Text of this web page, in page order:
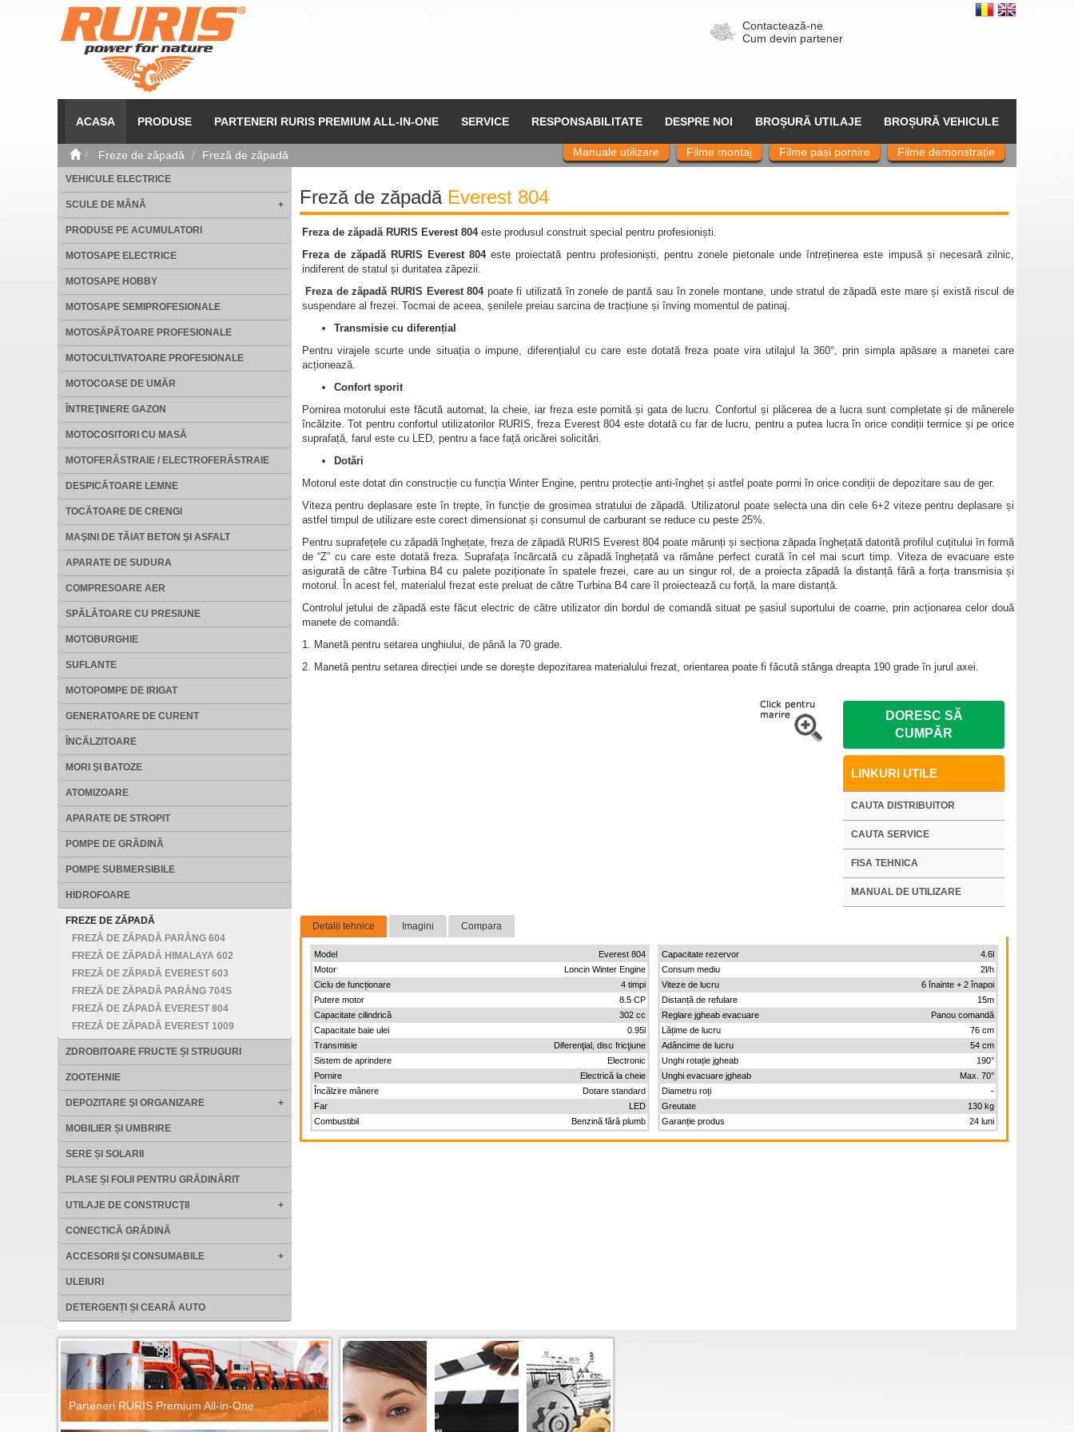
Contactează-ne
Cum devin partener
ACASA PRODUSE PARTENERI RURIS PREMIUM ALL-IN-ONE SERVICE RESPONSABILITATE DESPRE NOI BROȘURĂ UTILAJE BROȘURĂ VEHICULE
Freze de zăpadă Freză de zăpadă Filme demonstrație
Filme pași pornire
Filme montaj
Manuale utilizare
VEHICULE ELECTRICE
SCULE DE MÂNĂ +
PRODUSE PE ACUMULATORI
MOTOSAPE ELECTRICE
MOTOSAPE HOBBY
MOTOSAPE SEMIPROFESIONALE
MOTOSĂPĂTOARE PROFESIONALE
MOTOCULTIVATOARE PROFESIONALE
MOTOCOASE DE UMĂR
ÎNTREŢINERE GAZON
MOTOCOSITORI CU MASĂ
MOTOFERĂSTRAIE / ELECTROFERĂSTRAIE
DESPICĂTOARE LEMNE
TOCĂTOARE DE CRENGI
MAŞINI DE TĂIAT BETON ŞI ASFALT
APARATE DE SUDURA
COMPRESOARE AER
SPĂLĂTOARE CU PRESIUNE
MOTOBURGHIE
SUFLANTE
MOTOPOMPE DE IRIGAT
GENERATOARE DE CURENT
ÎNCĂLZITOARE
MORI ŞI BATOZE
ATOMIZOARE
APARATE DE STROPIT
POMPE DE GRĂDINĂ
POMPE SUBMERSIBILE
HIDROFOARE
FREZE DE ZĂPADĂ
FREZĂ DE ZĂPADĂ PARÂNG 604
FREZĂ DE ZĂPADĂ HIMALAYA 602
FREZĂ DE ZĂPADĂ EVEREST 603
FREZĂ DE ZĂPADĂ PARÂNG 704S
FREZĂ DE ZĂPADĂ EVEREST 804
FREZĂ DE ZĂPADĂ EVEREST 1009
ZDROBITOARE FRUCTE ȘI STRUGURI
ZOOTEHNIE
DEPOZITARE ŞI ORGANIZARE +
MOBILIER ȘI UMBRIRE
SERE ȘI SOLARII
PLASE ȘI FOLII PENTRU GRĂDINĂRIT
UTILAJE DE CONSTRUCŢII +
CONECTICĂ GRĂDINĂ
ACCESORII ŞI CONSUMABILE +
ULEIURI
DETERGENȚI ȘI CEARĂ AUTO
Freză de zăpadăEverest 804
Freza de zăpadă RURIS Everest 804este produsul construit special pentru profesioniști.
Freza de zăpadă RURIS Everest 804este proiectată pentru profesioniști, pentru zonele pietonale unde întreținerea este impusă și necesară zilnic,
indiferent de statul și duritatea zăpezii.
Freza de zăpadă RURIS Everest 804poate fi utilizată în zonele de pantă sau în zonele montane, unde stratul de zăpadă este mare și există riscul de
suspendare al frezei. Tocmai de aceea, șenilele preiau sarcina de tracțiune și înving momentul de patinaj.
Transmisie cu diferențial
Pentru virajele scurte unde situația o impune, diferențialul cu care este dotată freza poate vira utilajul la 360°, prin simpla apăsare a manetei care
acționează.
Confort sporit
Pornirea motorului este făcută automat, la cheie, iar freza este pornită și gata de lucru. Confortul și plăcerea de a lucra sunt completate și de mânerele
încălzite. Tot pentru confortul utilizatorilor RURIS, freza Everest 804 este dotată cu far de lucru, pentru a putea lucra în orice condiții termice și pe orice
suprafață, farul este cu LED, pentru a face față oricărei solicitări.
Dotări
Motorul este dotat din construcție cu funcția Winter Engine, pentru protecție anti-îngheț și astfel poate porrni în orice condiții de depozitare sau de ger.
Viteza pentru deplasare este în trepte, în funcție de grosimea stratului de zăpadă. Utilizatorul poate selecta una din cele 6+2 viteze pentru deplasare și
astfel timpul de utilizare este corect dimensionat și consumul de carburant se reduce cu peste 25%.
Pentru suprafețele cu zăpadă înghețate, freza de zăpadă RURIS Everest 804 poate mărunți și secționa zăpada înghețată datorită profilul cuțitului în formă
de “Z” cu care este dotată freza. Suprafața încărcată cu zăpadă înghețată va rămâne perfect curată în cel mai scurt timp. Viteza de evacuare este
asigurată de către Turbina B4 cu palete poziționate în spatele frezei, care au un singur rol, de a proiecta zăpadă la distanță fără a forța transmisia și
motorul. În acest fel, materialul frezat este preluat de către Turbina B4 care îl proiectează cu forță, la mare distanță.
Controlul jetului de zăpadă este făcut electric de către utilizator din bordul de comandă situat pe șasiul suportului de coarne, prin acționarea celor două
manete de comandă:
1. Manetă pentru setarea unghiului, de până la 70 grade.
2. Manetă pentru setarea direcției unde se dorește depozitarea materialului frezat, orientarea poate fi făcută stânga dreapta 190 grade în jurul axei.
DORESC SĂ
CUMPĂR
LINKURI UTILE
CAUTA DISTRIBUITOR
CAUTA SERVICE
FISA TEHNICA
MANUAL DE UTILIZARE
Detalii tehnice Imagini Compara
Model
Everest 804
Motor
Loncin Winter Engine
Ciclu de funcționare
4 timpi
Putere motor
8.5 CP
Capacitate cilindrică
302 cc
Capacitate baie ulei
0.95l
Transmisie
Diferenţial, disc fricţiune
Sistem de aprindere
Electronic
Pornire
Electrică la cheie
Încălzire mânere
Dotare standard
Far
LED
Combustibil
Benzină fără plumb
Capacitate rezervor
4.6l
Consum mediu
2l/h
Viteze de lucru
6 înainte + 2 înapoi
Distanță de refulare
15m
Reglare jgheab evacuare
Panou comandă
Lățime de lucru
76 cm
Adâncime de lucru
54 cm
Unghi rotație jgheab
190°
Unghi evacuare jgheab
Max. 70°
Diametru roți
-
Greutate
130 kg
Garanție produs
24 luni
Parteneri RURIS Premium All-in-One